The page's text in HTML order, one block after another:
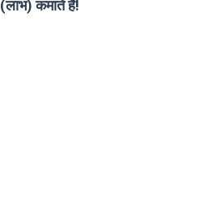
(लाभ) कमाते हैं!